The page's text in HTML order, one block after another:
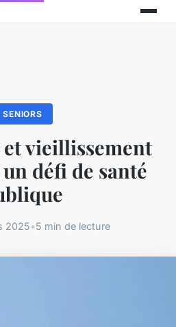
SENIORS
et vieillissement
défi de santé
2025•5 min de lecture